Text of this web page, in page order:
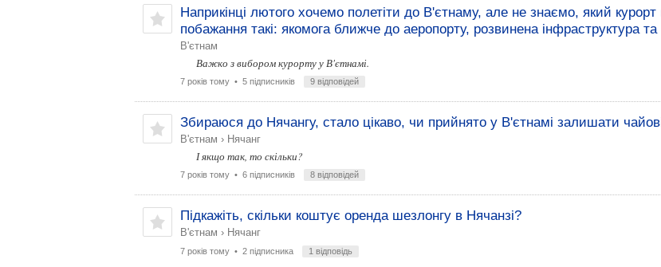
Наприкінці лютого хочемо полетіти до В'єтнаму, але не знаємо, який
побажання такі: якомога ближче до аеропорту, розвинена інфраструктура та
В'єтнам
Важко з вибором курорту у В'єтнамі.
7 років тому• 5 підписників 9 відповідей
Збираюся до Нячангу, стало цікаво, чи прийнято у В'єтнамі залишати
В'єтнам › Нячанг
І якщо так, то скільки?
7 років тому• 6 підписників 8 відповідей
Підкажіть, скільки коштує оренда шезлонгу в Нячанзі?
В'єтнам › Нячанг
7 років тому• 2 підписника 1 відповідь